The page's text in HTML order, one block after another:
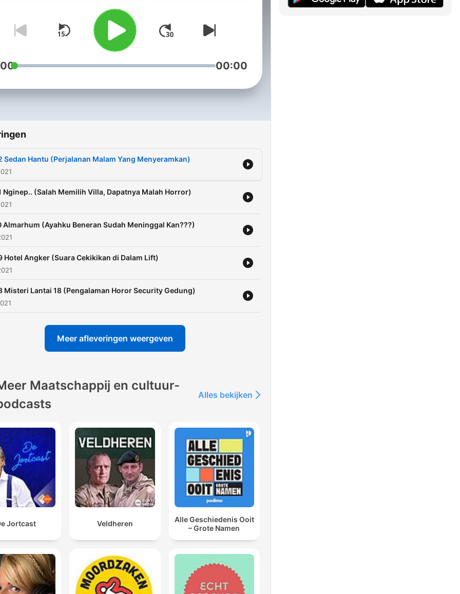
Donasi dan support untuk
kemajuan channel ini, silahkan
disini:
https://saweria.co/spesialhoror
horor/support (Terima kasih
bagi kita semua..) Subscribe
Horor:
https://www.youtube.com/channel/UC10ypqnI-
00:00
Sedan Hantu (Perjalanan Malam Yang Menyeramkan)
Nginep.. (Salah Memilih Villa, Dapatnya Malah Horror)
Almarhum (Ayahku Beneran Sudah Meninggal Kan???)
Hotel Angker (Suara Cekikikan di Dalam Lift)
Misteri Lantai 18 (Pengalaman Horor Security Gedung)
Meer afleveringen weergeven
Maatschappij en cultuur-
Alles bekijken
Jortcast Veldheren
Alle Geschiedenis Ooit
– Grote Namen